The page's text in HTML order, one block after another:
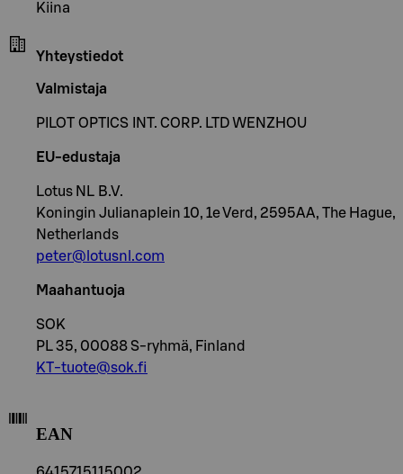
Kiina
Yhteystiedot
Valmistaja
PILOT OPTICS INT. CORP. LTD WENZHOU
EU-edustaja
Lotus NL B.V.
Koningin Julianaplein 10, 1e Verd, 2595AA, The Hague,
Netherlands
peter@lotusnl.com
Maahantuoja
SOK
PL 35, 00088 S-ryhmä, Finland
KT-tuote@sok.fi
EAN